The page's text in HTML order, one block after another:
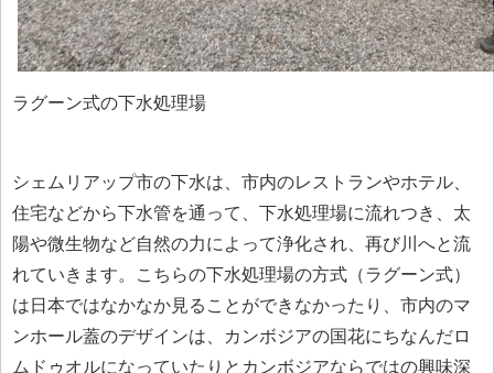
ラグーン式の下水処理場
シェムリアップ市の下水は、市内のレストランやホテル、
住宅などから下水管を通って、下水処理場に流れつき、太
陽や微生物など自然の力によって浄化され、再び川へと流
れていきます。こちらの下水処理場の方式（ラグーン式）
は日本ではなかなか見ることができなかったり、市内のマ
ンホール蓋のデザインは、カンボジアの国花にちなんだロ
ムドゥオルになっていたりとカンボジアならではの興味深